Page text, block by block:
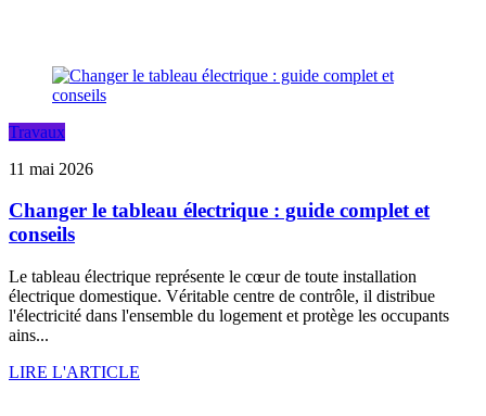
Travaux
11 mai 2026
Changer le tableau électrique : guide complet et
conseils
Le tableau électrique représente le cœur de toute installation
électrique domestique. Véritable centre de contrôle, il distribue
l'électricité dans l'ensemble du logement et protège les occupants
ains...
LIRE L'ARTICLE